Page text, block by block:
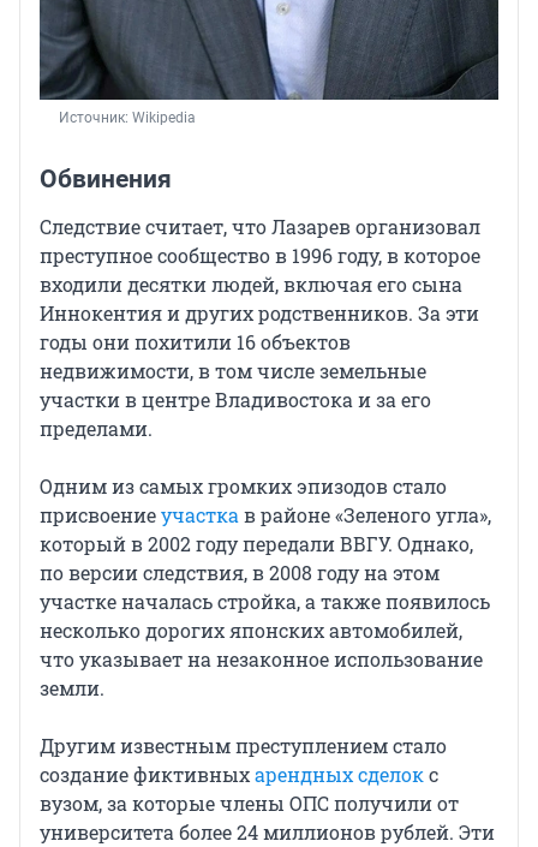
Источник: Wikipedia
Обвинения
Следствие считает, что Лазарев организовал
преступное сообщество в 1996 году, в которое
входили десятки людей, включая его сына
Иннокентия и других родственников. За эти
годы они похитили 16 объектов
недвижимости, в том числе земельные
участки в центре Владивостока и за его
пределами.
Одним из самых громких эпизодов стало
присвоениеучасткав районе «Зеленого угла»,
который в 2002 году передали ВВГУ. Однако,
по версии следствия, в 2008 году на этом
участке началась стройка, а также появилось
несколько дорогих японских автомобилей,
что указывает на незаконное использование
земли.
Другим известным преступлением стало
создание фиктивныхарендных сделокс
вузом, за которые члены ОПС получили от
университета более 24 миллионов рублей. Эти